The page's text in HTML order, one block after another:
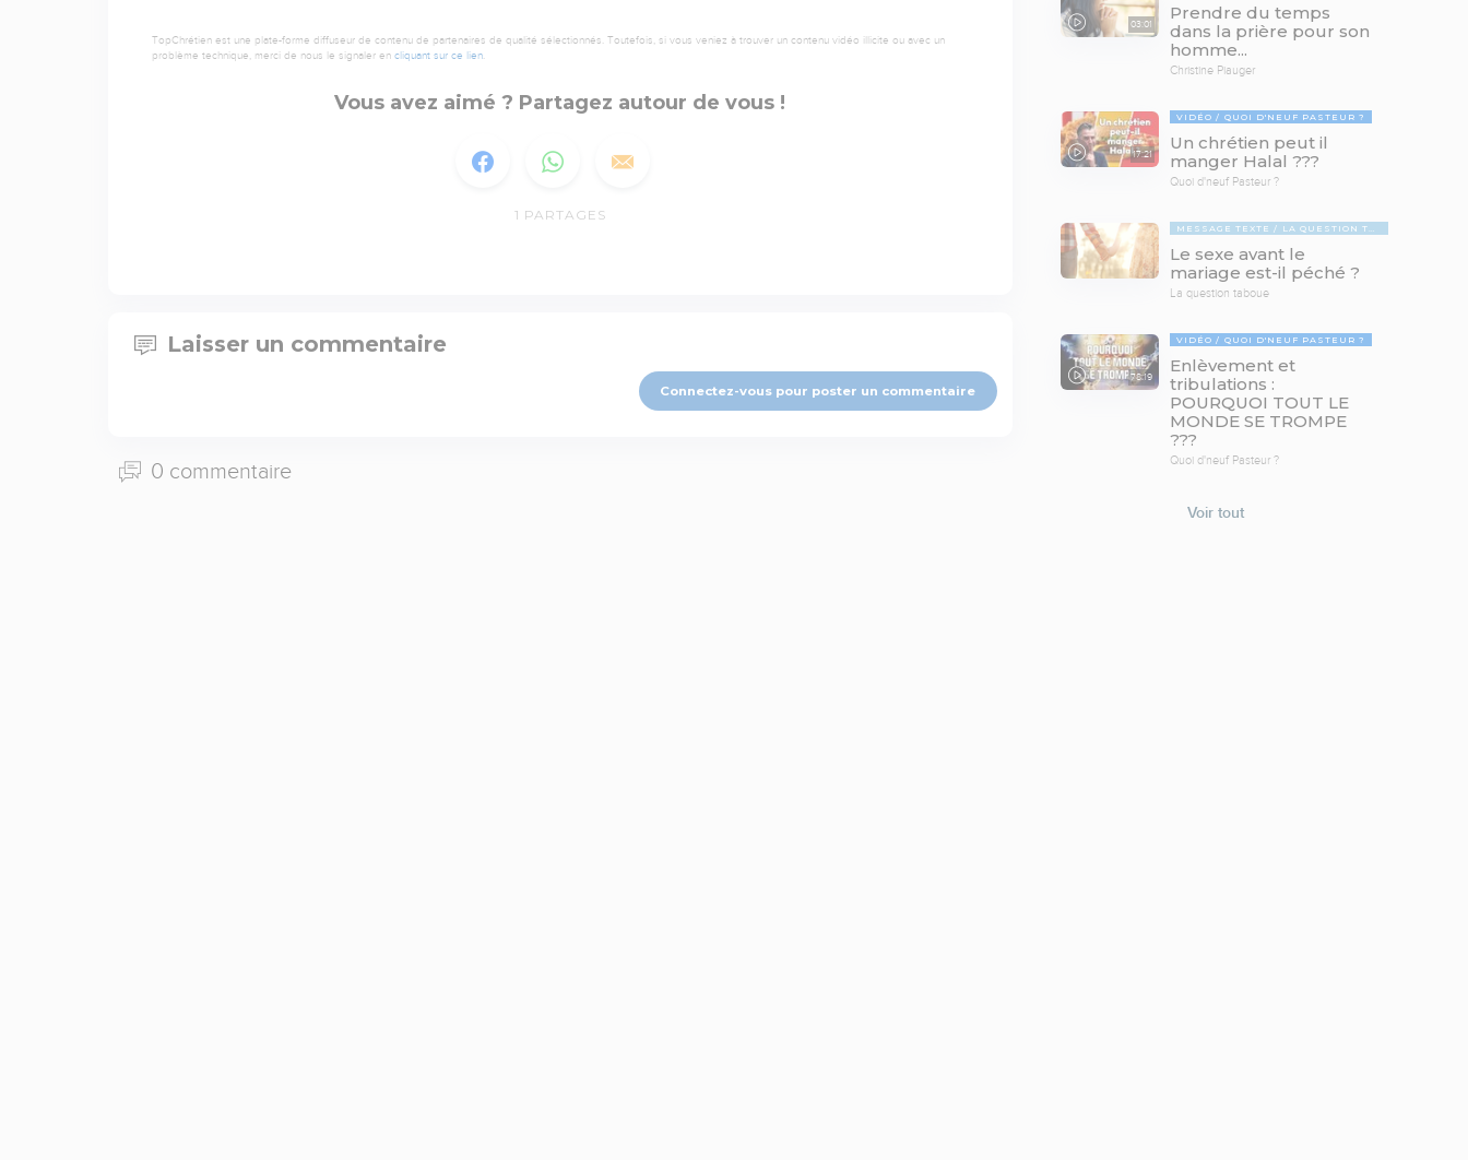
TopChrétien est une plate-forme diffuseur de contenu de partenaires de qualité sélectionnés. Toutefois, si vous veniez à trouver un contenu vidéo illicite ou avec un
problème technique, merci de nous le signaler en cliquant sur ce lien.
Vous avez aimé ? Partagez autour de vous !
1 PARTAGES
Laisser un commentaire
Connectez-vous pour poster un commentaire
0 commentaire
03:01
Prendre du temps
dans la prière pour son
homme...
Christine Piauger
17:21
VIDÉO QUOI D'NEUF PASTEUR ?
Un chrétien peut il
manger Halal ???
Quoi d'neuf Pasteur ?
MESSAGE TEXTE LA QUESTION TABOUE
Le sexe avant le
mariage est-il péché ?
La question taboue
78:19
VIDÉO QUOI D'NEUF PASTEUR ?
Enlèvement et
tribulations :
POURQUOI TOUT LE
MONDE SE TROMPE
???
Quoi d'neuf Pasteur ?
Voir tout